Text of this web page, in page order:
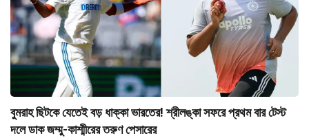
বুমরাহ ছিটকে যেতেই বড় ধাক্কা ভারতের! শ্রীলঙ্কা সফরে প্রথম বার টেস্ট
দলে ডাক জম্মু-কাশ্মীরের তরুণ পেসারের